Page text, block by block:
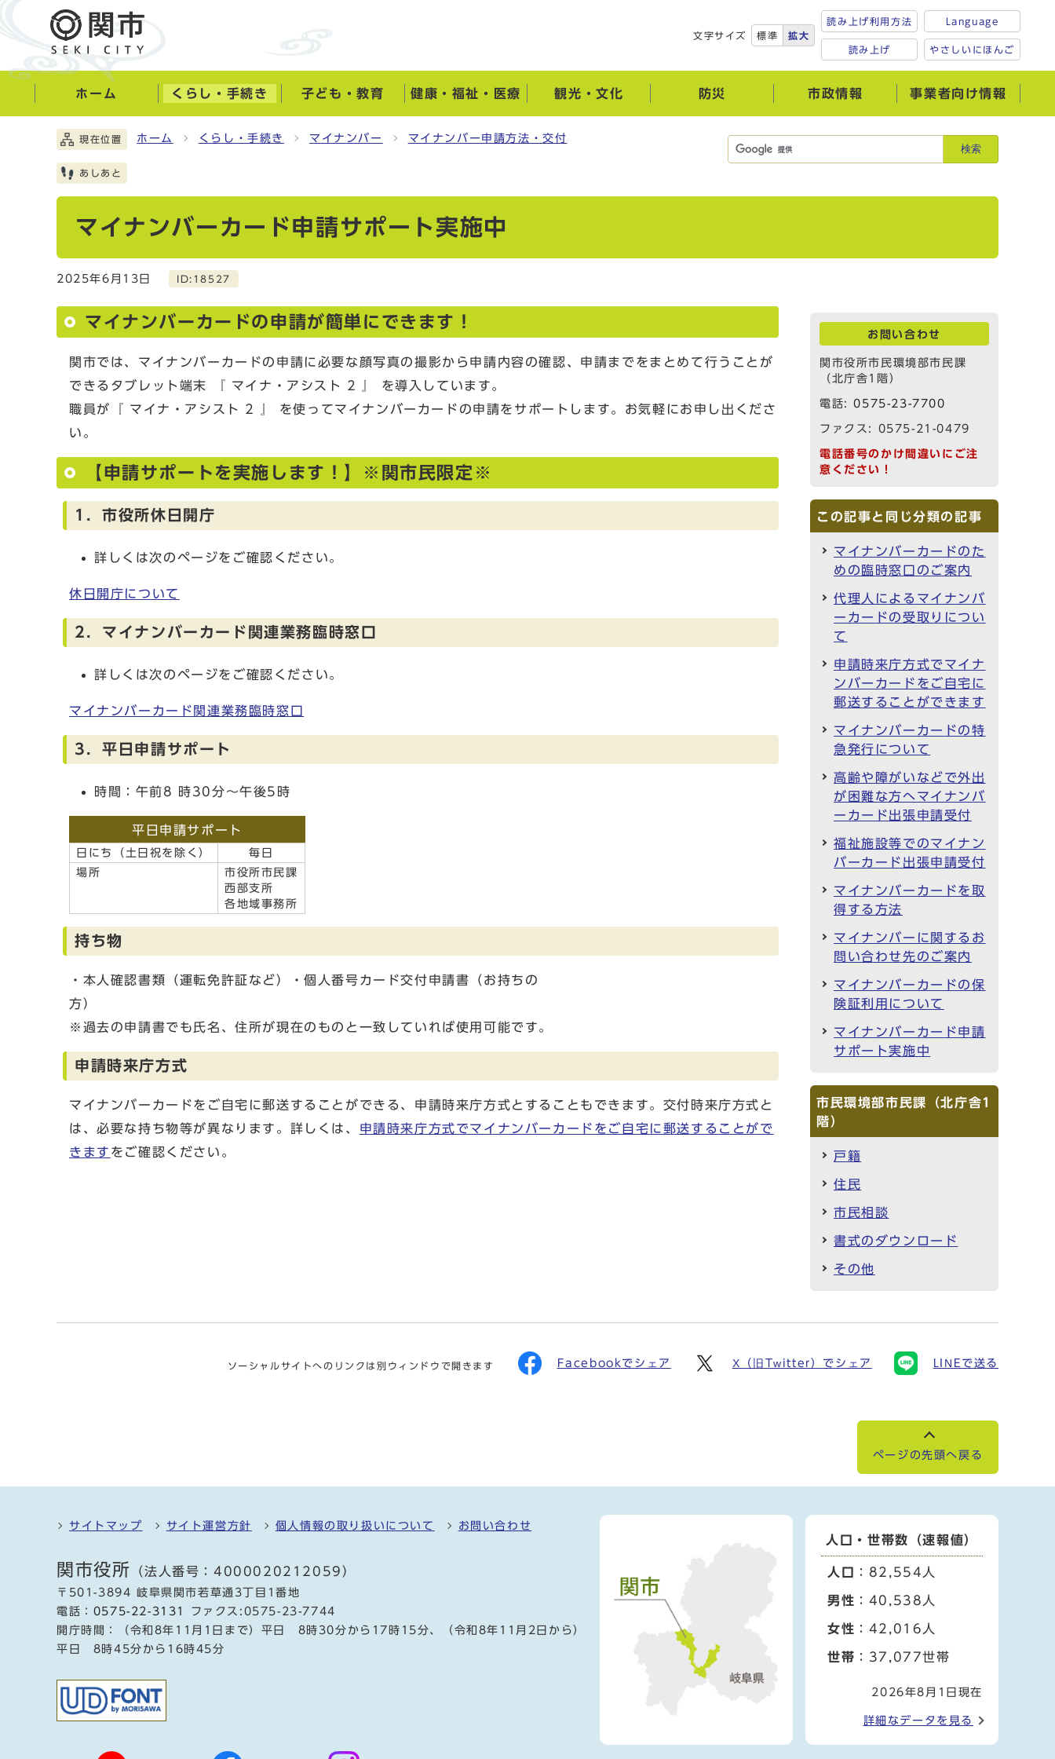
文字サイズ 標準 拡大
読み上げ利用方法
読み上げ
Language
やさしいにほんご
ホーム くらし・手続き 子ども・教育 健康・福祉・医療 観光・文化 防災 市政情報 事業者向け情報
検索
現在位置 ホーム くらし・手続き マイナンバー マイナンバー申請方法・交付
あしあと
マイナンバーカード申請サポート実施中
2025年6月13日 ID:18527
マイナンバーカードの申請が簡単にできます！
関市では、マイナンバーカードの申請に必要な顔写真の撮影から申請内容の確認、申請までをまとめて行うことが
できるタブレット端末 『 マイナ・アシスト 2 』 を導入しています。
職員が『 マイナ・アシスト 2 』 を使ってマイナンバーカードの申請をサポートします。お気軽にお申し出くださ
い。
【申請サポートを実施します！】※関市民限定※
1．市役所休日開庁
詳しくは次のページをご確認ください。
休日開庁について
2．マイナンバーカード関連業務臨時窓口
詳しくは次のページをご確認ください。
マイナンバーカード関連業務臨時窓口
3．平日申請サポート
時間：午前8 時30分～午後5時
平日申請サポート
日にち（土日祝を除く）
毎日
場所
市役所市民課
西部支所
各地域事務所
持ち物
・本人確認書類（運転免許証など）・個人番号カード交付申請書（お持ちの
方）
※過去の申請書でも氏名、住所が現在のものと一致していれば使用可能です。
申請時来庁方式
マイナンバーカードをご自宅に郵送することができる、申請時来庁方式とすることもできます。交付時来庁方式と
は、必要な持ち物等が異なります。詳しくは、 申請時来庁方式でマイナンバーカードをご自宅に郵送することがで
きます をご確認ください。
お問い合わせ
関市役所市民環境部市民課
（北庁舎1階）
電話:0575-23-7700
ファクス: 0575-21-0479
電話番号のかけ間違いにご注
意ください！
この記事と同じ分類の記事
マイナンバーカードのた
めの臨時窓口のご案内
代理人によるマイナンバ
ーカードの受取りについ
て
申請時来庁方式でマイナ
ンバーカードをご自宅に
郵送することができます
マイナンバーカードの特
急発行について
高齢や障がいなどで外出
が困難な方へマイナンバ
ーカード出張申請受付
福祉施設等でのマイナン
バーカード出張申請受付
マイナンバーカードを取
得する方法
マイナンバーに関するお
問い合わせ先のご案内
マイナンバーカードの保
険証利用について
マイナンバーカード申請
サポート実施中
市民環境部市民課（北庁舎1
階）
戸籍
住民
市民相談
書式のダウンロード
その他
ソーシャルサイトへのリンクは別ウィンドウで開きます Facebookでシェア X（旧Twitter）でシェア LINEで送る
ページの先頭へ戻る
サイトマップ サイト運営方針 個人情報の取り扱いについて お問い合わせ
関市役所 （法人番号：4000020212059）
〒501-3894 岐阜県関市若草通3丁目1番地
電話： 0575-22-3131
ファクス:0575-23-7744
開庁時間：（令和8年11月1日まで）平日 8時30分から17時15分、（令和8年11月2日から）
平日 8時45分から16時45分
人口・世帯数（速報値）
人口 ：82,554人
男性 ：40,538人
女性 ：42,016人
世帯 ：37,077世帯
2026年8月1日現在
詳細なデータを見る